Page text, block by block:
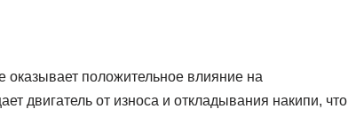
положительное влияние на
двигатель от износа и откладывания накипи, что